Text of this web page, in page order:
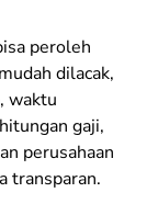
peroleh
dilacak,
waktu
gaji,
perusahaan
transparan.